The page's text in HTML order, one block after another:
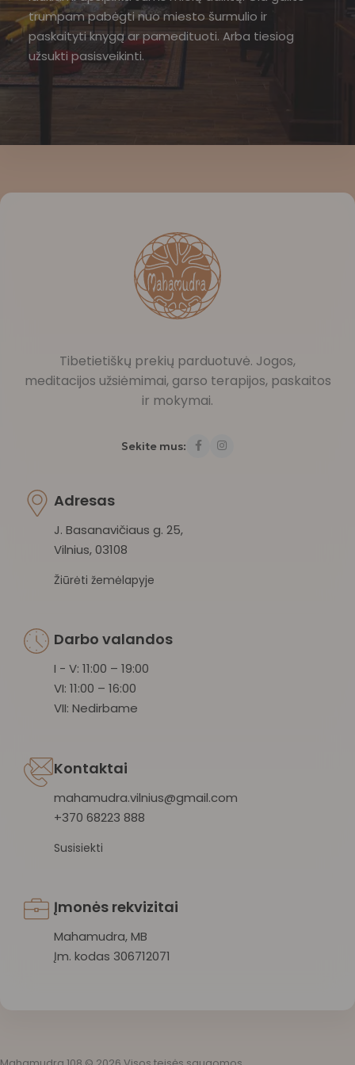
trumpam pabėgti nuo miesto šurmulio ir
paskaityti knygą ar pamedituoti. Arba tiesiog
užsukti pasisveikinti.
Tibetietiškų prekių parduotuvė. Jogos,
meditacijos užsiėmimai, garso terapijos, paskaitos
ir mokymai.
Sekite mus:
Adresas
J. Basanavičiaus g. 25,
Vilnius, 03108
Žiūrėti žemėlapyje
Darbo valandos
I - V: 11:00 – 19:00
VI: 11:00 – 16:00
VII: Nedirbame
Kontaktai
mahamudra.vilnius@gmail.com
+370 68223 888
Susisiekti
Įmonės rekvizitai
Mahamudra, MB
Įm. kodas 306712071